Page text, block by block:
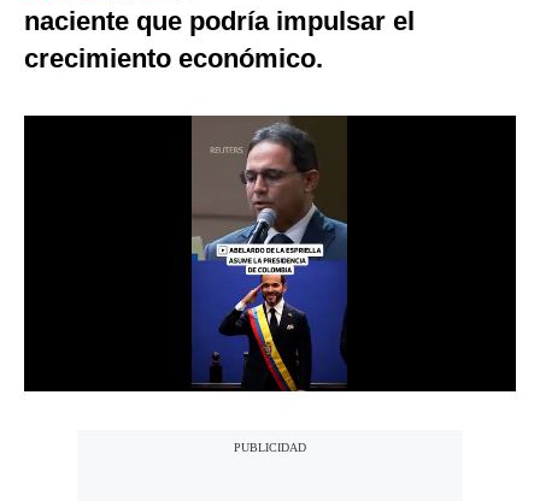
Tecnología
naciente que podría impulsar el
crecimiento económico.